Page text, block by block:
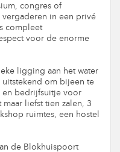
congres of
in een privé
compleet
voor de enorme
ligging aan het water
uitstekend om bijeen te
en bedrijfsuitje voor
liefst tien zalen, 3
ruimtes, een hostel
de Blokhuispoort